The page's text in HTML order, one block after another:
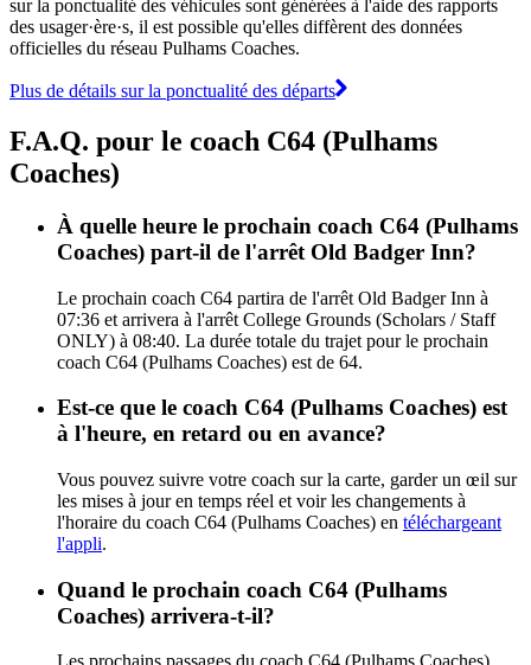
sur la ponctualité des véhicules sont générées à l'aide des rapports
des usager·ère·s, il est possible qu'elles diffèrent des données
officielles du réseau Pulhams Coaches.
Plus de détails sur la ponctualité des départs
F.A.Q. pour le coach C64 (Pulhams
Coaches)
À quelle heure le prochain coach C64 (Pulhams
Coaches) part-il de l'arrêt Old Badger Inn?
Le prochain coach C64 partira de l'arrêt Old Badger Inn à
07:36 et arrivera à l'arrêt College Grounds (Scholars / Staff
ONLY) à 08:40. La durée totale du trajet pour le prochain
coach C64 (Pulhams Coaches) est de 64.
Est-ce que le coach C64 (Pulhams Coaches) est
à l'heure, en retard ou en avance?
Vous pouvez suivre votre coach sur la carte, garder un œil sur
les mises à jour en temps réel et voir les changements à
l'horaire du coach C64 (Pulhams Coaches) en téléchargeant
l'appli.
Quand le prochain coach C64 (Pulhams
Coaches) arrivera-t-il?